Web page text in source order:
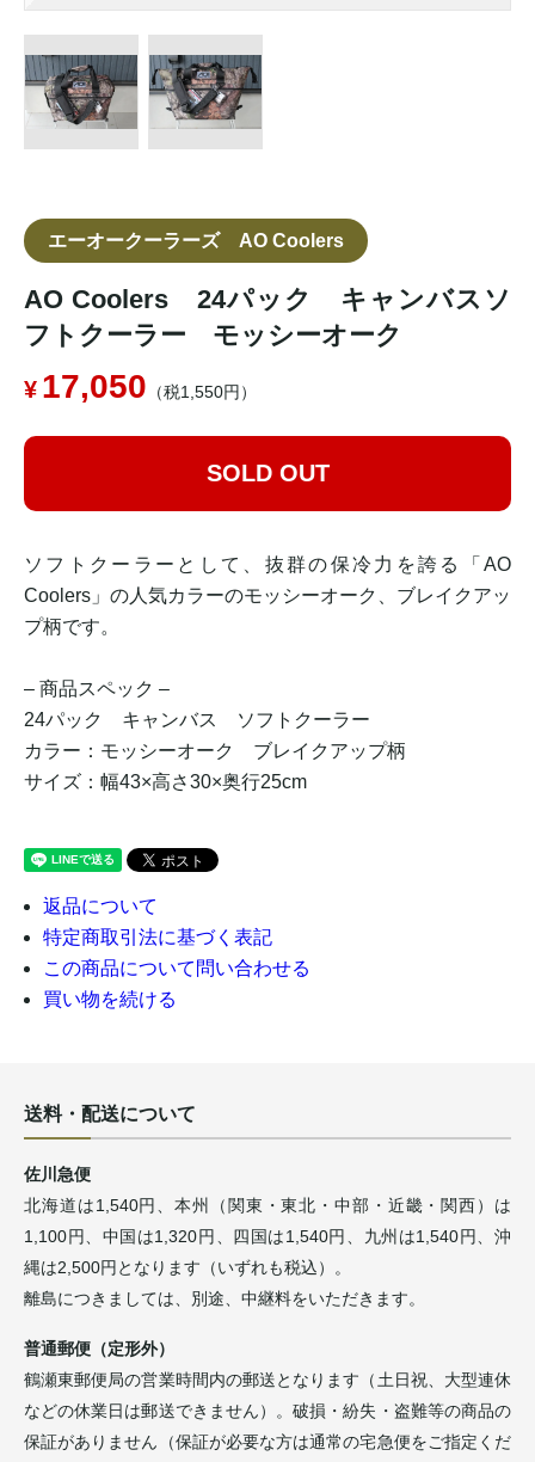
エーオークーラーズ AO Coolers
AO Coolers 24パック キャンバスソ
フトクーラー モッシーオーク
17,050 （税1,550円）
SOLD OUT
ソフトクーラーとして、抜群の保冷力を誇る「AO
Coolers」の人気カラーのモッシーオーク、ブレイクアッ
プ柄です。
– 商品スペック –
24パック キャンバス ソフトクーラー
カラー：モッシーオーク ブレイクアップ柄
サイズ：幅43×高さ30×奥行25cm
返品について
特定商取引法に基づく表記
この商品について問い合わせる
買い物を続ける
送料・配送について
佐川急便
北海道は1,540円、本州（関東・東北・中部・近畿・関西）は
1,100円、中国は1,320円、四国は1,540円、九州は1,540円、沖
縄は2,500円となります（いずれも税込）。
離島につきましては、別途、中継料をいただきます。
普通郵便（定形外）
鶴瀬東郵便局の営業時間内の郵送となります（土日祝、大型連休
などの休業日は郵送できません）。破損・紛失・盗難等の商品の
保証がありません（保証が必要な方は通常の宅急便をご指定くだ